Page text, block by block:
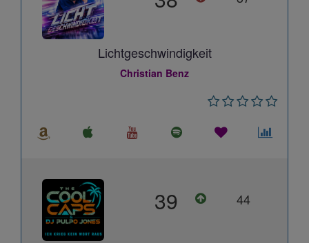
Lichtgeschwindigkeit
Christian Benz
39 44